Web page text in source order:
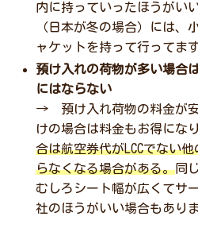
内に持っていったほうがい
（日本が冬の場合）には、
ャケットを持って行ってます
預け入れの荷物が多い場合
にはならない
→ 預け入れ荷物の料金が
けの場合は料金もお得にな
合は航空券代がLCCでない
らなくなる場合がある。同
むしろシート幅が広くてサ
社のほうがいい場合もありま